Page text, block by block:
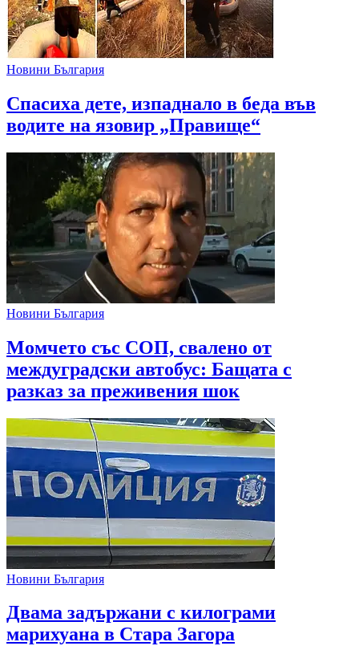
Новини България
Спасиха дете, изпаднало в беда във
водите на язовир „Правище“
Новини България
Mомчето със СОП, свалено от
междуградски автобус: Бащата с
разказ за преживения шок
Новини България
Двама задържани с килограми
марихуана в Стара Загора